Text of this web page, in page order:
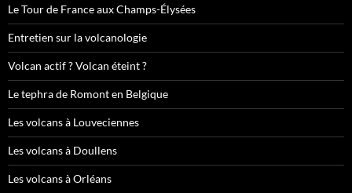
Le Tour de France aux Champs-Élysées
Entretien sur la volcanologie
Volcan actif ? Volcan éteint ?
Le tephra de Romont en Belgique
Les volcans à Louveciennes
Les volcans à Doullens
Les volcans à Orléans